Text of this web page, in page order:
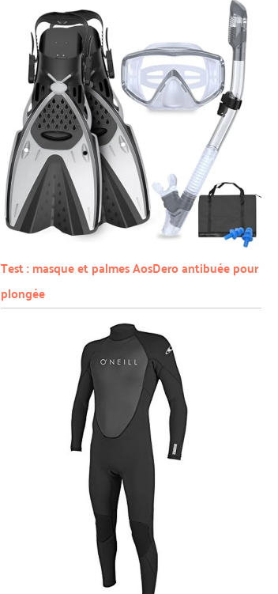
Test : masque et palmes AosDero antibuée pour
plongée